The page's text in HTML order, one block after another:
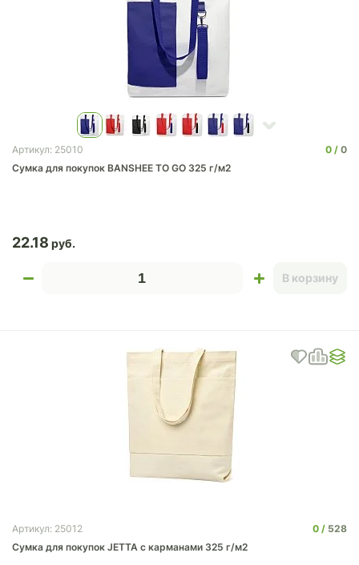
Артикул: 25010 0
0
Сумка для покупок BANSHEE TO GO 325 г/м2
22.18
В корзину
Артикул: 25012 0
528
Сумка для покупок JETTA с карманами 325 г/м2